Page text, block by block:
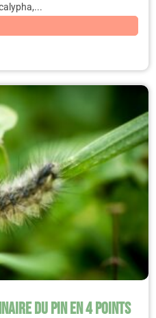
du pin en 4 points